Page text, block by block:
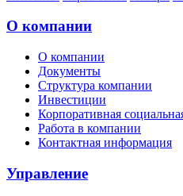
О компании
О компании
Документы
Структура компании
Инвестиции
Корпоративная
Работа в компании
Контактная информация
Управление